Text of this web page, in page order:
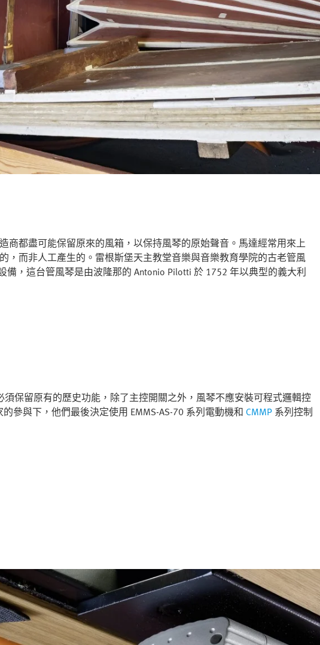
商都盡可能保留原來的風箱，以保持風琴的原始聲音。馬達經常用來上
，而非人工產生的。雷根斯堡天主教堂音樂與音樂教育學院的古老管風
，這台管風琴是由波隆那的 Antonio Pilotti 於 1752 年以典型的義大利
須保留原有的歷史功能，除了主控開關之外，風琴不應安裝可程式邏輯控
參與下，他們最後決定使用 EMMS-AS-70 系列電動機和 CMMP 系列控制